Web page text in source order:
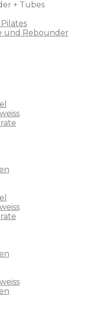
+ Tubes
und Rebounder